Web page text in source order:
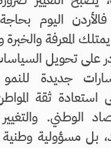
اليوم
المعرفة والخبرة
على تحويل
جديدة للنمو
ثقة
الوطني.
بل مسؤولية وطنية